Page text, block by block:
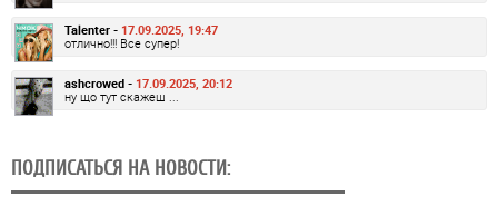
Talenter - 17.09.2025, 19:47
отлично!!! Все супер!
ashcrowed - 17.09.2025, 20:12
ну що тут скажеш ...
ПОДПИСАТЬСЯ НА НОВОСТИ: